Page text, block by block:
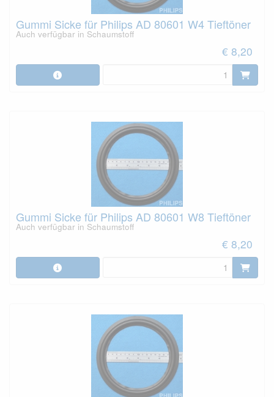
Gummi Sicke für Philips AD 80601 W4 Tieftöner
Auch verfügbar in Schaumstoff
€ 8,20
Gummi Sicke für Philips AD 80601 W8 Tieftöner
Auch verfügbar in Schaumstoff
€ 8,20